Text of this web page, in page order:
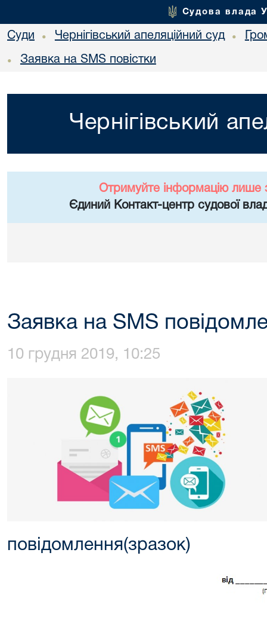
Судова влада
Суди • Чернігівський апеляційний суд •
• Заявка на SMS повістки
Чернігівський
Отримуйте інформацію лише
Єдиний Контакт-центр судової
Заявка на SMS
10 грудня 2019, 10:25
повідомлення(зразок)